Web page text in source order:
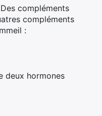
compléments
compléments
:
deux hormones